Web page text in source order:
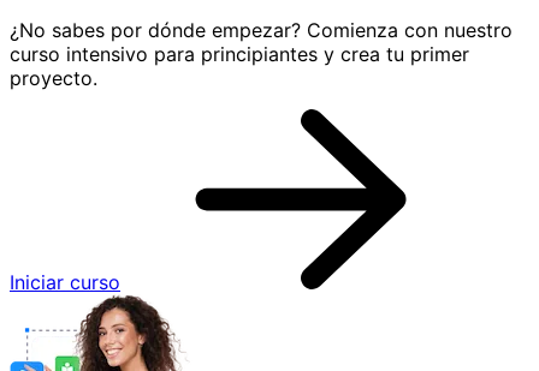
¿No sabes por dónde empezar? Comienza con nuestro
curso intensivo para principiantes y crea tu primer
proyecto.
Iniciar curso